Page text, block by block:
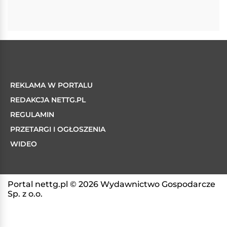
REKLAMA W PORTALU
REDAKCJA NETTG.PL
REGULAMIN
PRZETARGI I OGŁOSZENIA
WIDEO
Portal nettg.pl © 2026 Wydawnictwo Gospodarcze
Sp. z o.o.